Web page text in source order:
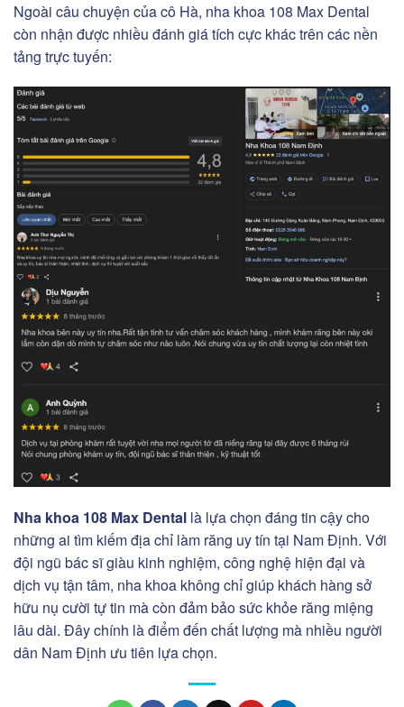
Ngoài câu chuyện của cô Hà, nha khoa 108 Max Dental
còn nhận được nhiều đánh giá tích cực khác trên các nền
tảng trực tuyến:
Nha khoa 108 Max Dental là lựa chọn đáng tin cậy cho
những ai tìm kiếm địa chỉ làm răng uy tín tại Nam Định. Với
đội ngũ bác sĩ giàu kinh nghiệm, công nghệ hiện đại và
dịch vụ tận tâm, nha khoa không chỉ giúp khách hàng sở
hữu nụ cười tự tin mà còn đảm bảo sức khỏe răng miệng
lâu dài. Đây chính là điểm đến chất lượng mà nhiều người
dân Nam Định ưu tiên lựa chọn.